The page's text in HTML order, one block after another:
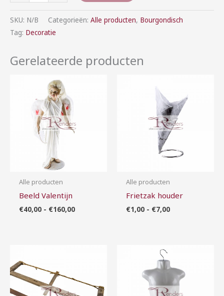
SKU: N/B Categorieën: Alle producten, Bourgondisch
Tag: Decoratie
Gerelateerde producten
Alle producten
Beeld Valentijn
€40,00 - €160,00
Alle producten
Frietzak houder
€1,00 - €7,00
€7,00
tot
€5,00